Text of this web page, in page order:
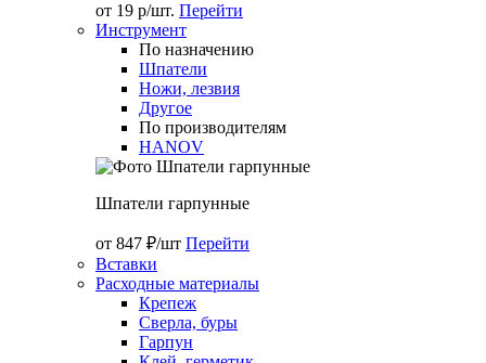
от 19 р/шт. Перейти
Инструмент
По назначению
Шпатели
Ножи, лезвия
Другое
По производителям
HANOV
Шпатели гарпунные
от 847 ₽/шт Перейти
Вставки
Расходные материалы
Крепеж
Сверла, буры
Гарпун